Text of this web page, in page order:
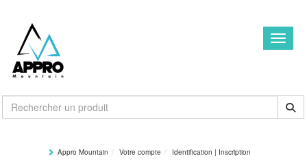
Appro Mountain Votre compte Identification | Inscription